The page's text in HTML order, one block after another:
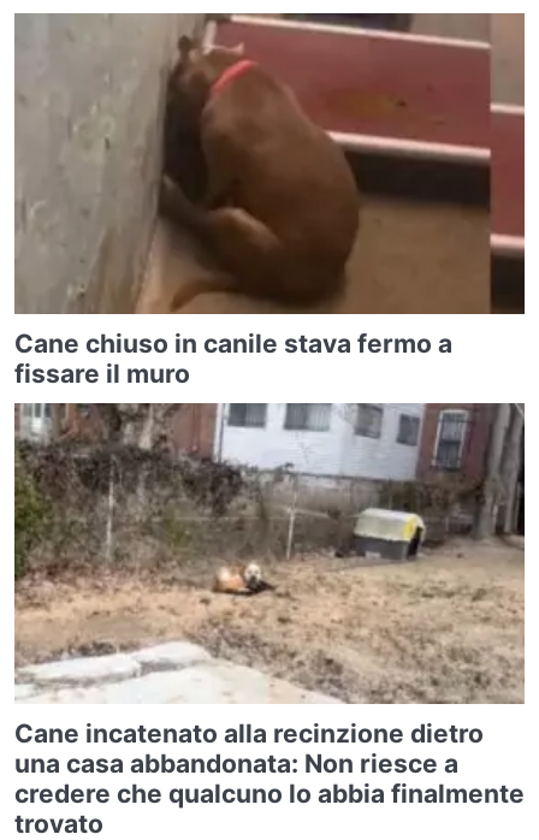
Cane chiuso in canile stava fermo a
fissare il muro
Cane incatenato alla recinzione dietro
una casa abbandonata: Non riesce a
credere che qualcuno lo abbia finalmente
trovato